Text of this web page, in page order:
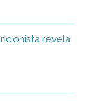
revela